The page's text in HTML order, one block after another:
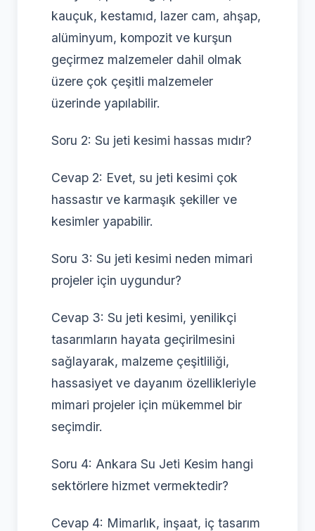
kauçuk, kestamıd, lazer cam, ahşap,
alüminyum, kompozit ve kurşun
geçirmez malzemeler dahil olmak
üzere çok çeşitli malzemeler
üzerinde yapılabilir.
Soru 2: Su jeti kesimi hassas mıdır?
Cevap 2: Evet, su jeti kesimi çok
hassastır ve karmaşık şekiller ve
kesimler yapabilir.
Soru 3: Su jeti kesimi neden mimari
projeler için uygundur?
Cevap 3: Su jeti kesimi, yenilikçi
tasarımların hayata geçirilmesini
sağlayarak, malzeme çeşitliliği,
hassasiyet ve dayanım özellikleriyle
mimari projeler için mükemmel bir
seçimdir.
Soru 4: Ankara Su Jeti Kesim hangi
sektörlere hizmet vermektedir?
Cevap 4: Mimarlık, inşaat, iç tasarım